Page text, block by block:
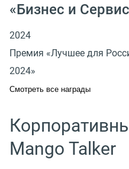
«Бизнес и
2024
Премия «Лучшее для
2024»
Смотреть все награды
Mango Talker